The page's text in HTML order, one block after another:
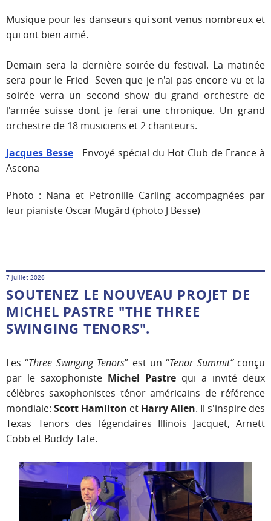
Musique pour les danseurs qui sont venus nombreux et
qui ont bien aimé.
Demain sera la dernière soirée du festival. La matinée
sera pour le Fried Seven que je n'ai pas encore vu et la
soirée verra un second show du grand orchestre de
l'armée suisse dont je ferai une chronique. Un grand
orchestre de 18 musiciens et 2 chanteurs.
Jacques Besse Envoyé spécial du Hot Club de France à
Ascona
Photo : Nana et Petronille Carling accompagnées par
leur pianiste Oscar Mugärd (photo J Besse)
7 juillet 2026
SOUTENEZ LE NOUVEAU PROJET DE
MICHEL PASTRE "THE THREE
SWINGING TENORS".
Les “Three Swinging Tenors” est un “Tenor Summit”conçu
par le saxophoniste Michel Pastre qui a invité deux
célèbres saxophonistes ténor américains de référence
mondiale: Scott Hamilton et Harry Allen. Il s'inspire des
Texas Tenors des légendaires Illinois Jacquet, Arnett
Cobb et Buddy Tate.